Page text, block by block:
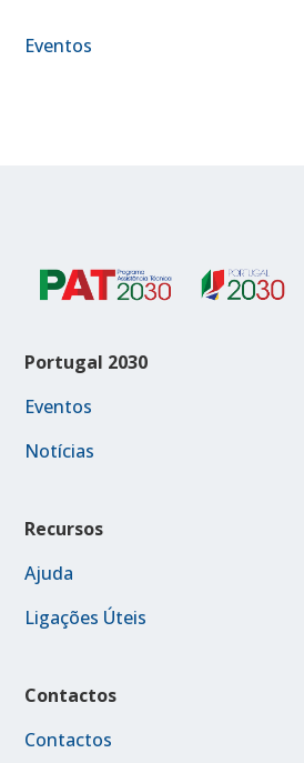
Eventos
Portugal 2030
Eventos
Notícias
Recursos
Ajuda
Ligações Úteis
Contactos
Contactos